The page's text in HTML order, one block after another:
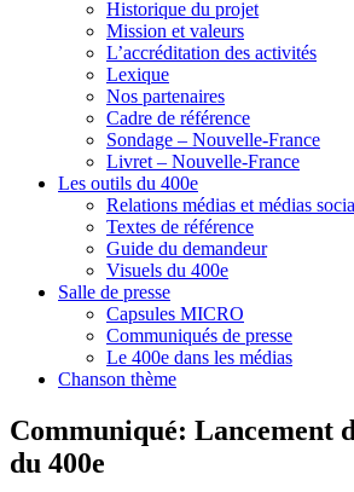
Historique du projet
Mission et valeurs
L’accréditation des activités
Lexique
Nos partenaires
Cadre de référence
Sondage – Nouvelle-France
Livret – Nouvelle-France
Les outils du 400e
Relations médias et médias
Textes de référence
Guide du demandeur
Visuels du 400e
Salle de presse
Capsules MICRO
Communiqués de presse
Le 400e dans les médias
Chanson thème
Communiqué: Lancement
du 400e